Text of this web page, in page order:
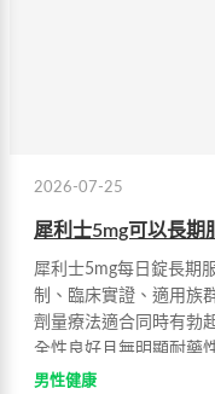
2026-07-25
犀利士5mg可以長期
犀利士5mg每日錠長期
制、臨床實證、適用族
劑量療法適合同時有勃
全性良好且無明顯耐藥
男性健康